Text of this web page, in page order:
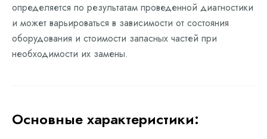
определяется по результатам проведенной диагностики
и может варьироваться в зависимости от состояния
оборудования и стоимости запасных частей при
необходимости их замены.
Основные характеристики: